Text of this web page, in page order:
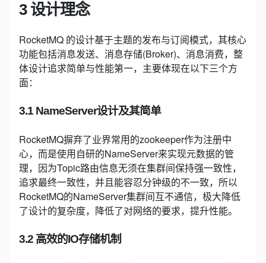
3 设计理念
RocketMQ 的设计基于主题的发布与订阅模式，其核心
功能包括消息发送、消息存储(Broker)、消息消费，整
体设计追求简单与性能第一，主要体现在以下三个方
面：
3.1 NameServer设计及其简单
RocketMQ摒弃了业界常用的zookeeper作为注册中
心，而是使用自研的NameServer来实现元数据的管
理，因为Topic路由信息无须在集群间保持强一致性，
追求最终一致性，并且能容忍分钟级的不一致，所以
RocketMQ的NameServer集群间互不通信，极大降低
了设计的复杂度，降低了对网络的要求，提升性能。
3.2 高效的IO存储机制